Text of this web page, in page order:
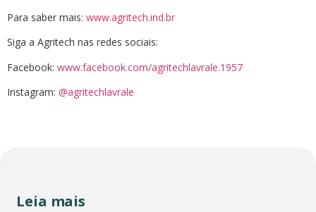
Para saber mais: www.agritech.ind.br
Siga a Agritech nas redes sociais:
Facebook: www.facebook.com/agritechlavrale.1957
Instagram: @agritechlavrale
Leia mais